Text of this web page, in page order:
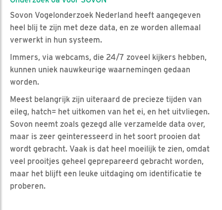
Sovon Vogelonderzoek Nederland heeft aangegeven
heel blij te zijn met deze data, en ze worden allemaal
verwerkt in hun systeem.
Immers, via webcams, die 24/7 zoveel kijkers hebben,
kunnen uniek nauwkeurige waarnemingen gedaan
worden.
Meest belangrijk zijn uiteraard de precieze tijden van
eileg, hatch= het uitkomen van het ei, en het uitvliegen.
Sovon neemt zoals gezegd alle verzamelde data over,
maar is zeer geinteresseerd in het soort prooien dat
wordt gebracht. Vaak is dat heel moeilijk te zien, omdat
veel prooitjes geheel geprepareerd gebracht worden,
maar het blijft een leuke uitdaging om identificatie te
proberen.